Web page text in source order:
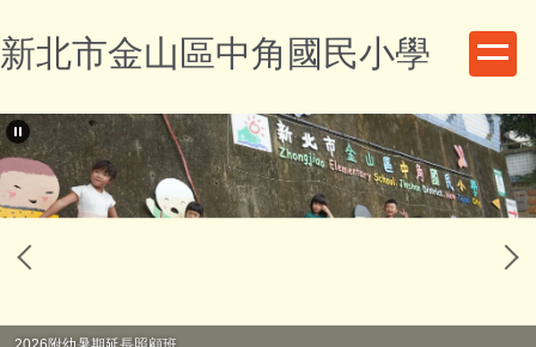
到
主
內
容
區
新北市金山區中角國民小學